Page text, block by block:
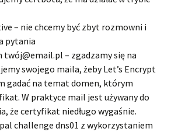
– nie chcemy być zbyt rozmowni i
pytania
– zgadzamy się na
swojego maila, żeby Let’s Encrypt
gadać na temat domen, którym
W praktyce mail jest używany do
że certyfikat niedługo wygaśnie.
challenge dns01 z wykorzystaniem